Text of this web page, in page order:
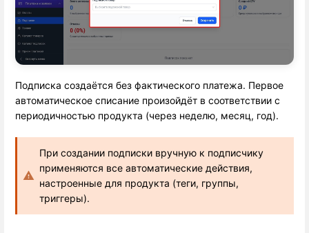
Подписка создаётся без фактического платежа. Первое
автоматическое списание произойдёт в соответствии с
периодичностью продукта (через неделю, месяц, год).
При создании подписки вручную к подписчику
применяются все автоматические действия,
настроенные для продукта (теги, группы,
триггеры).